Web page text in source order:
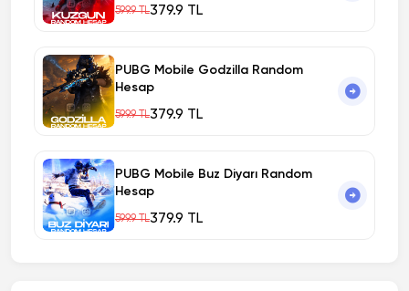
599.9 TL379.9 TL
PUBG Mobile Godzilla Random
Hesap
599.9 TL379.9 TL
PUBG Mobile Buz Diyarı Random
Hesap
599.9 TL379.9 TL